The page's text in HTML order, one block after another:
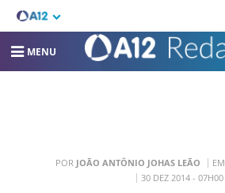
MENU
POR JOÃO ANTÔNIO JOHAS LEÃO EM
30 DEZ 2014 - 07H00